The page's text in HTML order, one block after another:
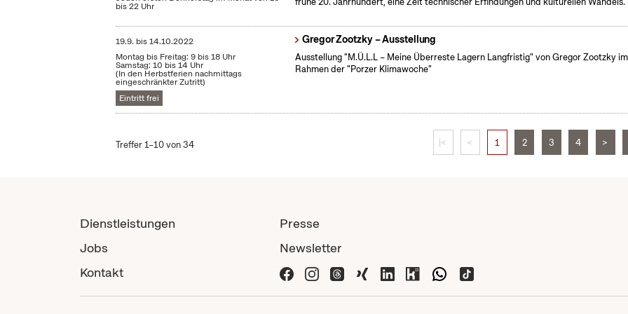
bis 22 Uhr
19.9. bis14.10.2022
Montag bis Freitag: 9 bis 18 Uhr
Samstag: 10 bis 14 Uhr
(In den Herbstferien nachmittags
eingeschränkter Zutritt)
Eintritt frei
Gregor Zootzky – Ausstellung
Ausstellung "M.Ü.L.L – Meine Überreste Lagern Langfristig" von Gregor Zootzky im
Rahmen der "Porzer Klimawoche"
Treffer 1–10 von 34 |< < 1 2 3 4 >
Dienstleistungen
Jobs
Kontakt
Presse
Newsletter